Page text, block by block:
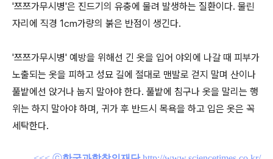
'쯔쯔가무시병'은 진드기의 유충에 물려 발생하는 질환이다. 물린
자리에 직경 1㎝가량의 붉은 반점이 생긴다.
'쯔쯔가무시병' 예방을 위해선 긴 옷을 입어 야외에 나갈 때 피부가
노출되는 옷을 피하고 성묘 길에 절대로 맨발로 걷지 말며 산이나
풀밭에선 앉거나 눕지 말아야 한다. 풀밭에 침구나 옷을 말리는 행
위는 하지 말아야 하며, 귀가 후 반드시 목욕을 하고 입은 옷은 꼭
세탁한다.